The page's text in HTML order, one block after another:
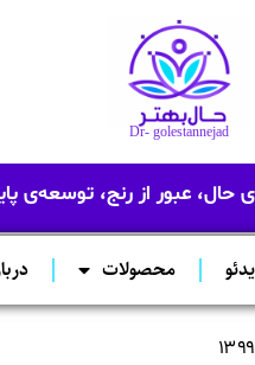
Dr- golestannejad
حال، عبور از رنج، توسعه‌ی
محصولات